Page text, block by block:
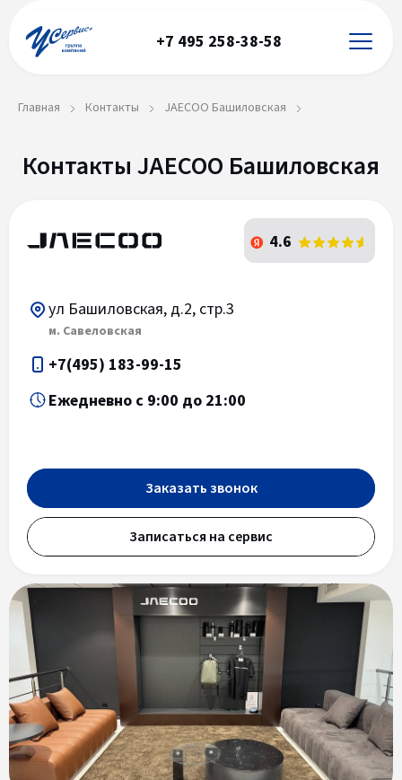
+7 495 258-38-58
Главная Контакты JAECOO Башиловская
Контакты JAECOO Башиловская
4.6
ул Башиловская, д.2, стр.3
м. Савеловская
+7(495) 183-99-15
Ежедневно с 9:00 до 21:00
Заказать звонок
Записаться на сервис